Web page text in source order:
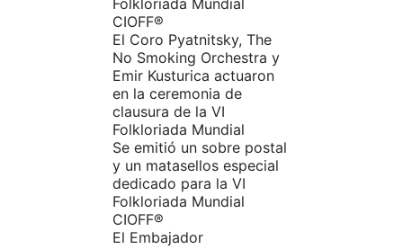
Folkloriada Mundial
CIOFF®️
El Coro Pyatnitsky, The
No Smoking Orchestra y
Emir Kusturica actuaron
en la ceremonia de
clausura de la VI
Folkloriada Mundial
Se emitió un sobre postal
y un matasellos especial
dedicado para la VI
Folkloriada Mundial
CIOFF®️
El Embajador